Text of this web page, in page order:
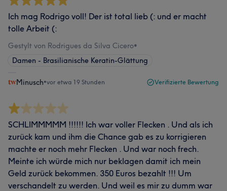
Ich mag Rodrigo voll! Der ist total lieb (: und er macht
tolle Arbeit (:
Gestylt von Rodrigues da Silva Cicero•
Damen - Brasilianische Keratin-Glättung
Minusch•vor etwa 19 Stunden Verifizierte Bewertung
SCHLIMMMMM !!!!!! Ich war voller Flecken . Und als ich
zurück kam und ihm die Chance gab es zu korrigieren
machte er noch mehr Flecken . Und war noch frech.
Meinte ich würde mich nur beklagen damit ich mein
Geld zurück bekommen. 350 Euros bezahlt !!! Um
verschandelt zu werden. Und weil es mir zu dumm war